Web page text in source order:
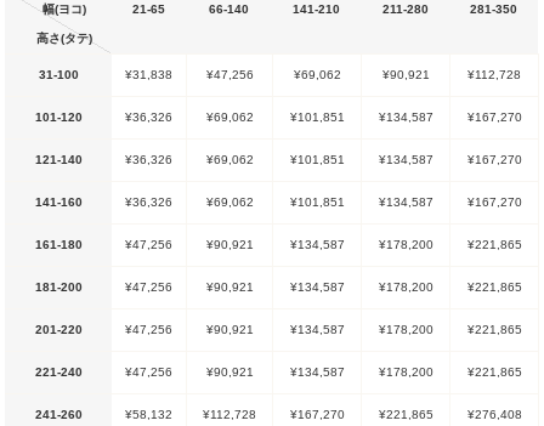
幅(ヨコ)
高さ(タテ)
21-65 66-140 141-210 211-280 281-350
31-100 ¥31,838 ¥47,256 ¥69,062 ¥90,921 ¥112,728
101-120 ¥36,326 ¥69,062 ¥101,851 ¥134,587 ¥167,270
121-140 ¥36,326 ¥69,062 ¥101,851 ¥134,587 ¥167,270
141-160 ¥36,326 ¥69,062 ¥101,851 ¥134,587 ¥167,270
161-180 ¥47,256 ¥90,921 ¥134,587 ¥178,200 ¥221,865
181-200 ¥47,256 ¥90,921 ¥134,587 ¥178,200 ¥221,865
201-220 ¥47,256 ¥90,921 ¥134,587 ¥178,200 ¥221,865
221-240 ¥47,256 ¥90,921 ¥134,587 ¥178,200 ¥221,865
241-260 ¥58,132 ¥112,728 ¥167,270 ¥221,865 ¥276,408